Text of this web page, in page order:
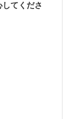
てくださ